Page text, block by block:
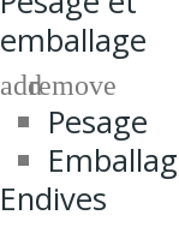
emballage
addremove
Pesage
Endives